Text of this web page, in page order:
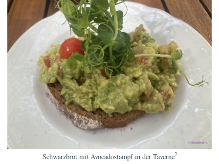
Schwarzbrot mit Avocadostampf in der Taverne2